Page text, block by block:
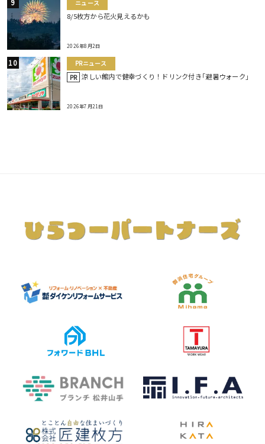
ニュース
8/5枚方から花火見えるかも
2026年8月2日
PRニュース
PR 涼しい館内で健幸づくり！ドリンク付き｢避暑ウォーク｣
2026年7月21日